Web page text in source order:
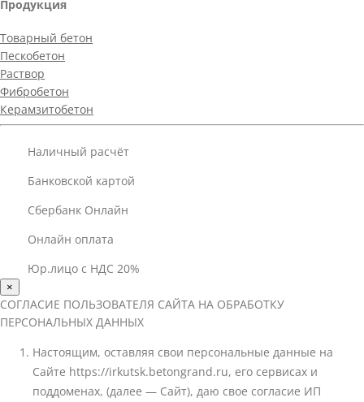
Продукция
Товарный бетон
Пескобетон
Раствор
Фибробетон
Керамзитобетон
Наличный расчёт
Банковской картой
Сбербанк Онлайн
Онлайн оплата
Юр.лицо с НДС 20%
×
СОГЛАСИЕ ПОЛЬЗОВАТЕЛЯ САЙТА НА ОБРАБОТКУ
ПЕРСОНАЛЬНЫХ ДАННЫХ
Настоящим, оставляя свои персональные данные на
Сайте https://irkutsk.betongrand.ru, его сервисах и
поддоменах, (далее — Сайт), даю свое согласие ИП